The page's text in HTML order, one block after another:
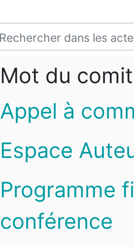
Mot du
Appel à
Espace
Programme
conférence